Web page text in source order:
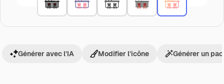
Générer avec l’IA Modifier l’icône Générer un